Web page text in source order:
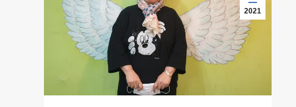
2021